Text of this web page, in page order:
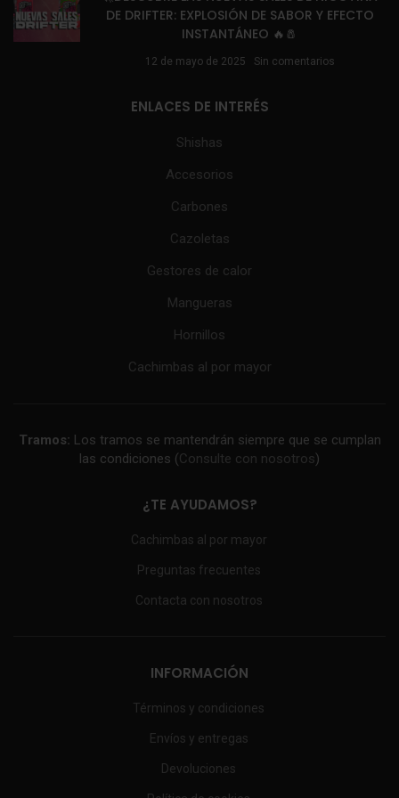
DE DRIFTER: EXPLOSIÓN DE SABOR Y EFECTO
INSTANTÁNEO 🔥🧂
12 de mayo de 2025 Sin comentarios
ENLACES DE INTERÉS
Shishas
Accesorios
Carbones
Cazoletas
Gestores de calor
Mangueras
Hornillos
Cachimbas al por mayor
Tramos: Los tramos se mantendrán siempre que se cumplan
las condiciones (Consulte con nosotros)
¿TE AYUDAMOS?
Cachimbas al por mayor
Preguntas frecuentes
Contacta con nosotros
INFORMACIÓN
Términos y condiciones
Envíos y entregas
Devoluciones